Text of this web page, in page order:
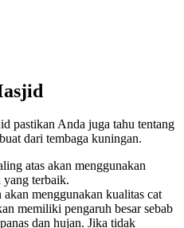
pastikan Anda juga tahu tentang
dari tembaga kuningan.
atas akan menggunakan
yang terbaik.
menggunakan kualitas cat
memiliki pengaruh besar sebab
dan hujan. Jika tidak